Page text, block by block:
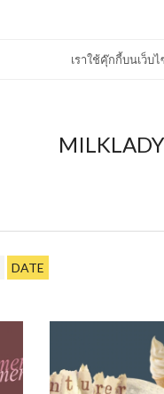
เราใช้คุ๊กกี้บนเว็บ
DATE